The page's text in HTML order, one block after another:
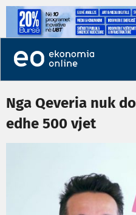
Nga Qeveria nuk
edhe 500 vjet